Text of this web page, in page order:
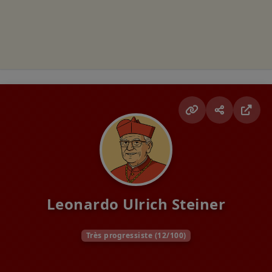
Leonardo Ulrich Steiner
Très progressiste (12/100)